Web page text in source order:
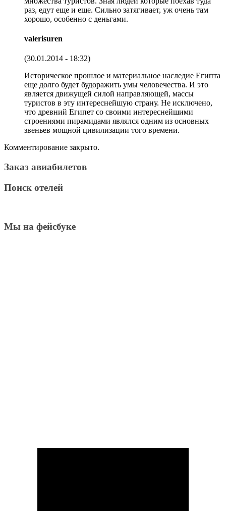
раз, едут еще и еще. Сильно затягивает, уж очень там
хорошо, особенно с деньгами.
valerisuren
(30.01.2014 - 18:32)
Историческое прошлое и материальное наследие Египта
еще долго будет будоражить умы человечества. И это
является движущей силой направляющей, массы
туристов в эту интереснейшую страну. Не исключено,
что древний Египет со своими интереснейшими
строениями пирамидами являлся одним из основных
звеньев мощной цивилизации того времени.
Комментирование закрыто.
Заказ авиабилетов
Поиск отелей
Мы на фейсбуке